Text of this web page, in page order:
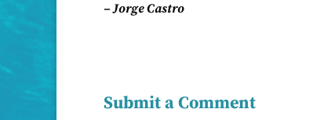
– Jorge Castro
Submit a Comment